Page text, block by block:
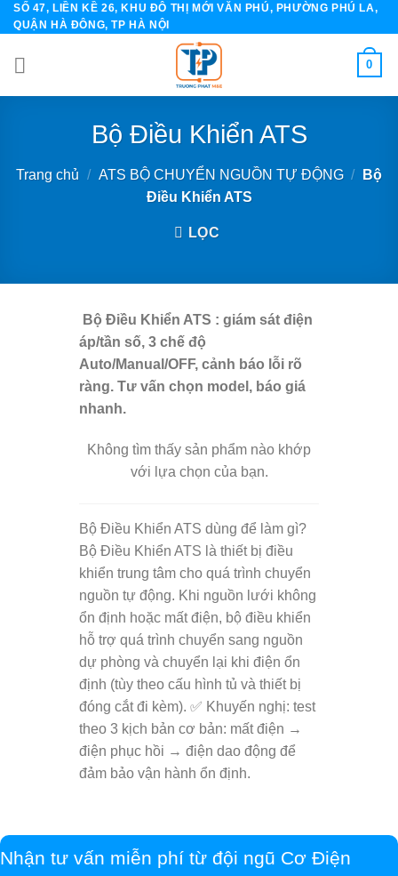
Skip
to
content
SỐ 47, LIỀN KỀ 26, KHU ĐÔ THỊ MỚI VĂN PHÚ, PHƯỜNG PHÚ LA,
QUẬN HÀ ĐÔNG, TP HÀ NỘI
0
Bộ Điều Khiển ATS
Trang chủ / ATS BỘ CHUYỂN NGUỒN TỰ ĐỘNG /
Bộ
Điều Khiển ATS
LỌC
Bộ Điều Khiển ATS : giám sát điện
áp/tần số, 3 chế độ
Auto/Manual/OFF, cảnh báo lỗi rõ
ràng. Tư vấn chọn model, báo giá
nhanh.
Không tìm thấy sản phẩm nào khớp
với lựa chọn của bạn.
Bộ Điều Khiển ATS dùng để làm gì?
Bộ Điều Khiển ATS là thiết bị điều
khiển trung tâm cho quá trình chuyển
nguồn tự động. Khi nguồn lưới không
ổn định hoặc mất điện, bộ điều khiển
hỗ trợ quá trình chuyển sang nguồn
dự phòng và chuyển lại khi điện ổn
định (tùy theo cấu hình tủ và thiết bị
đóng cắt đi kèm). ✅ Khuyến nghị: test
theo 3 kịch bản cơ bản: mất điện →
điện phục hồi → điện dao động để
đảm bảo vận hành ổn định.
Nhận tư vấn miễn phí từ đội ngũ Cơ Điện